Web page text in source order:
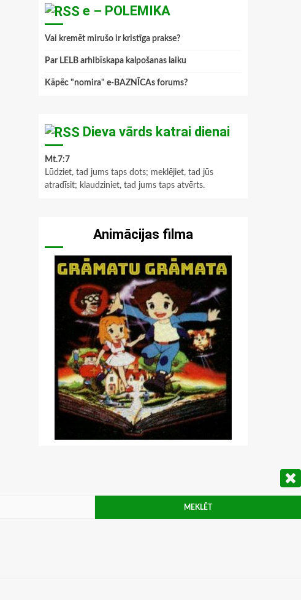
e – POLEMIKA
Vai kremēt mirušo ir kristīga prakse?
Par LELB arhibīskapa kalpošanas laiku
Kāpēc "nomira" e-BAZNĪCAs forums?
Dieva vārds katrai dienai
Mt.7:7
Lūdziet, tad jums taps dots; meklējiet, tad jūs
atradīsit; klaudziniet, tad jums taps atvērts.
Animācijas filma